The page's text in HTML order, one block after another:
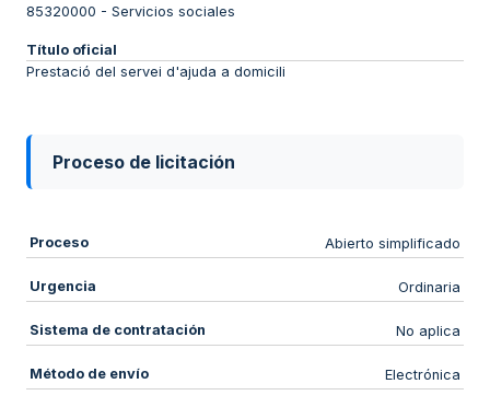
85320000 - Servicios sociales
Título oficial
Prestació del servei d'ajuda a domicili
Proceso de licitación
Proceso Abierto simplificado
Urgencia Ordinaria
Sistema de contratación No aplica
Método de envío Electrónica